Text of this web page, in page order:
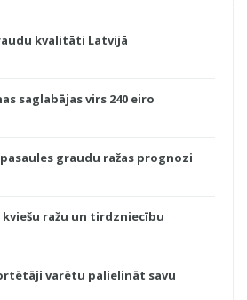
kvalitāti Latvijā
saglabājas virs 240 eiro
graudu ražas prognozi
kviešu ražu un tirdzniecību
varētu palielināt savu